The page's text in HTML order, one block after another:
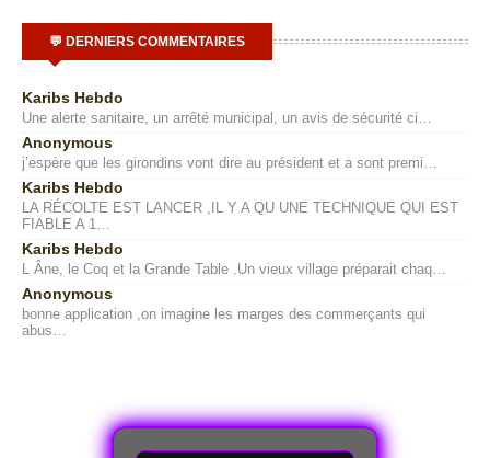
💬 DERNIERS COMMENTAIRES
Karibs Hebdo
Une alerte sanitaire, un arrêté municipal, un avis de sécurité ci…
Anonymous
j’espère que les girondins vont dire au président et a sont premi…
Karibs Hebdo
LA RÉCOLTE EST LANCER ,IL Y A QU UNE TECHNIQUE QUI EST
FIABLE A 1…
Karibs Hebdo
L Âne, le Coq et la Grande Table .Un vieux village préparait chaq…
Anonymous
bonne application ,on imagine les marges des commerçants qui
abus…